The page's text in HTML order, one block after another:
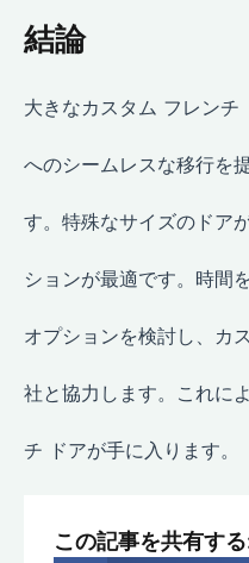
結論
大きなカスタム フレン
へのシームレスな移行を
す。特殊なサイズのドア
ションが最適です。時間
オプションを検討し、カ
社と協力します。これに
チ ドアが手に入ります。
この記事を共有す